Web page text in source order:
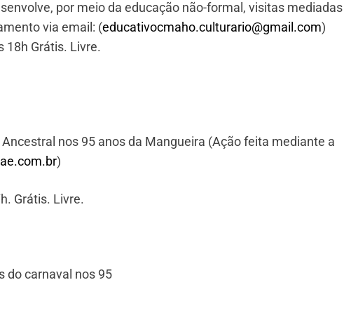
por meio da educação não-formal, visitas mediadas
via email: (educativocmaho.culturario@gmail.com)
18h Grátis. Livre.
nos 95 anos da Mangueira (Ação feita mediante a
)
Grátis. Livre.
do carnaval nos 95